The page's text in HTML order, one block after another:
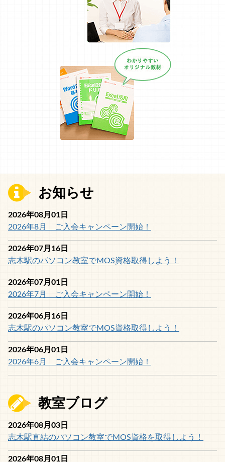
お知らせ
2026年08月01日
2026年8月 ご入会キャンペーン開始！
2026年07月16日
志木駅のパソコン教室でMOS資格取得しよう！
2026年07月01日
2026年7月 ご入会キャンペーン開始！
2026年06月16日
志木駅のパソコン教室でMOS資格取得しよう！
2026年06月01日
2026年6月 ご入会キャンペーン開始！
教室ブログ
2026年08月03日
志木駅直結のパソコン教室でMOS資格を取得しよう！
2026年08月01日